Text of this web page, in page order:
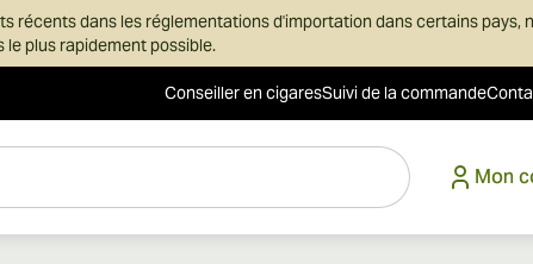
récents dans les réglementations d'importation dans certains pays,
plus rapidement possible.
Conseiller en cigaresSuivi de la commande
Mon